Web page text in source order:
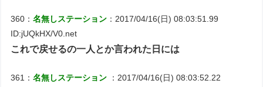
360：名無しステーション ：2017/04/16(日) 08:03:51.99
ID:jUQkHX/V0.net
これで戻せるの一人とか言われた日には
361：名無しステーション
：2017/04/16(日) 08:03:52.22